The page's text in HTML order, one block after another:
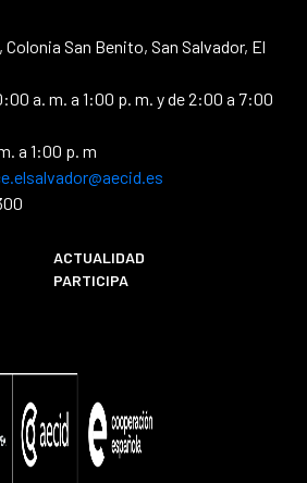
San Benito, San Salvador, El
a. m. a 1:00 p. m. y de 2:00 a 7:00
a 1:00 p. m
ACTUALIDAD
PARTICIPA